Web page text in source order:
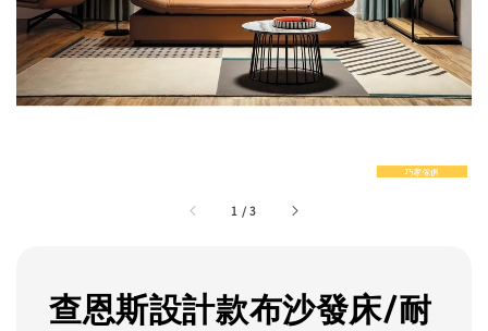
1 /3
查恩斯設計款布沙發床/耐